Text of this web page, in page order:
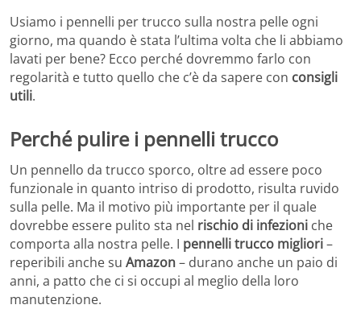
Usiamo i pennelli per trucco sulla nostra pelle ogni
giorno, ma quando è stata l’ultima volta che li abbiamo
lavati per bene? Ecco perché dovremmo farlo con
regolarità e tutto quello che c’è da sapere con consigli
utili.
Perché pulire i pennelli trucco
Un pennello da trucco sporco, oltre ad essere poco
funzionale in quanto intriso di prodotto, risulta ruvido
sulla pelle. Ma il motivo più importante per il quale
dovrebbe essere pulito sta nel rischio di infezioni che
comporta alla nostra pelle. I pennelli trucco migliori–
reperibili anche su Amazon– durano anche un paio di
anni, a patto che ci si occupi al meglio della loro
manutenzione.